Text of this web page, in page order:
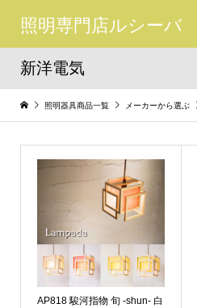
照明専門店ルシーバ
新洋電気
照明器具商品一覧 メーカーから選ぶ
AP818 駿河指物 旬 -shun- 白